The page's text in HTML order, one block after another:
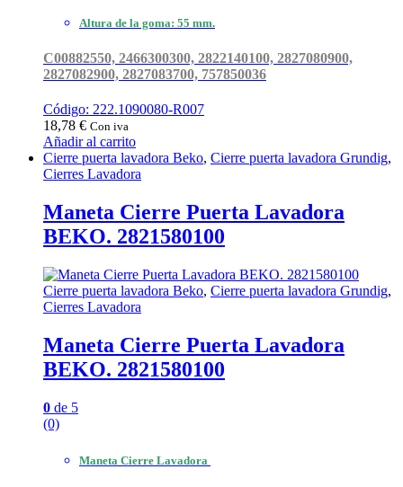
Altura de la goma: 55 mm.
C00882550, 2466300300, 2822140100, 2827080900,
2827082900, 2827083700, 757850036
Código: 222.1090080-R007
18,78 € Con iva
Añadir al carrito
Cierre puerta lavadora Beko, Cierre puerta lavadora Grundig,
Cierres Lavadora
Maneta Cierre Puerta Lavadora
BEKO. 2821580100
Cierre puerta lavadora Beko, Cierre puerta lavadora Grundig,
Cierres Lavadora
Maneta Cierre Puerta Lavadora
BEKO. 2821580100
0 de 5
(0)
Maneta Cierre Lavadora